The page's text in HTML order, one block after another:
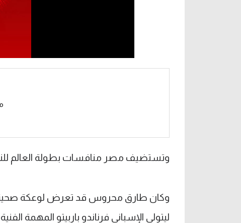
وتستضيف مصر منافسات بطولة العالم للناشئين حتى 17
وكان طارق محروس قد تعرض لوعكة صحية
ليتولى الإسباني فرناندو باربيتو المهمة